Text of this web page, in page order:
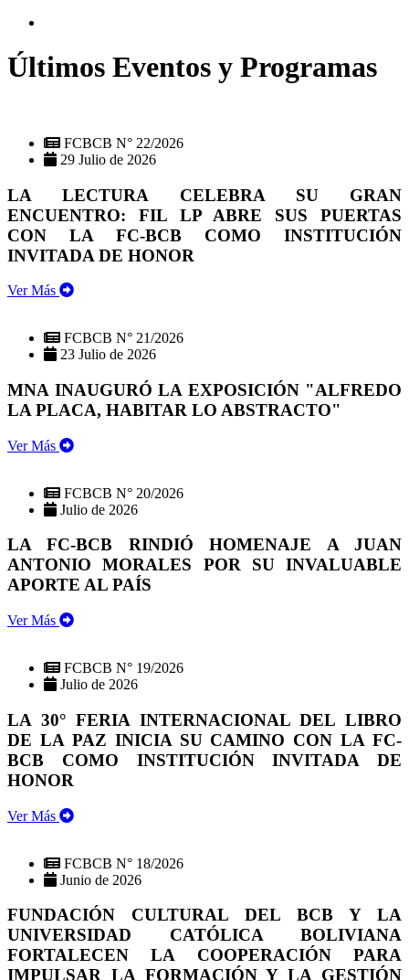
Últimos Eventos y Programas
FCBCB N° 22/2026
29 Julio de 2026
LA LECTURA CELEBRA SU GRAN
ENCUENTRO: FIL LP ABRE SUS PUERTAS
CON LA FC-BCB COMO INSTITUCIÓN
INVITADA DE HONOR
Ver Más
FCBCB N° 21/2026
23 Julio de 2026
MNA INAUGURÓ LA EXPOSICIÓN "ALFREDO
LA PLACA, HABITAR LO ABSTRACTO"
Ver Más
FCBCB N° 20/2026
Julio de 2026
LA FC-BCB RINDIÓ HOMENAJE A JUAN
ANTONIO MORALES POR SU INVALUABLE
APORTE AL PAÍS
Ver Más
FCBCB N° 19/2026
Julio de 2026
LA 30° FERIA INTERNACIONAL DEL LIBRO
DE LA PAZ INICIA SU CAMINO CON LA FC-
BCB COMO INSTITUCIÓN INVITADA DE
HONOR
Ver Más
FCBCB N° 18/2026
Junio de 2026
FUNDACIÓN CULTURAL DEL BCB Y LA
UNIVERSIDAD CATÓLICA BOLIVIANA
FORTALECEN LA COOPERACIÓN PARA
IMPULSAR LA FORMACIÓN Y LA GESTIÓN